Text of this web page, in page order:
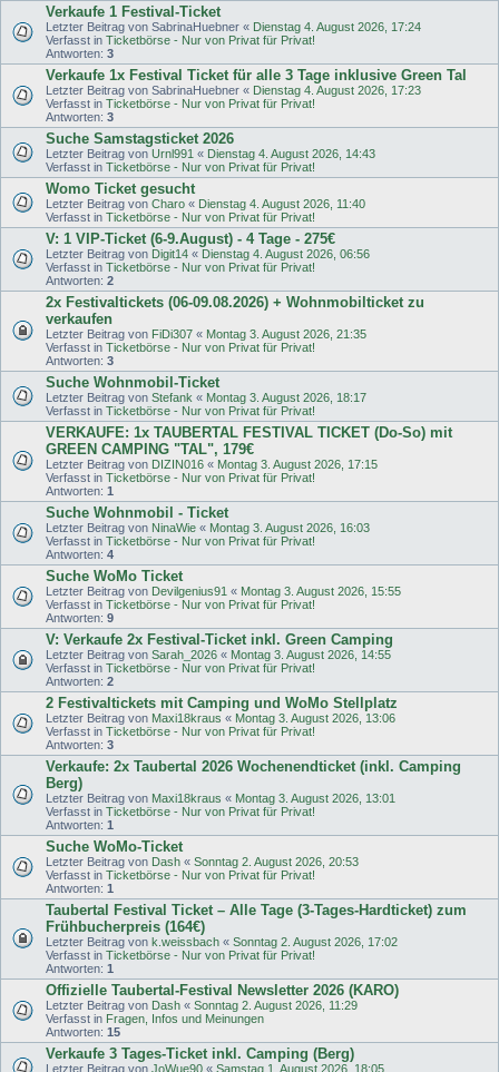
Verkaufe 1 Festival-Ticket
Letzter Beitrag von SabrinaHuebner « Dienstag 4. August 2026, 17:24
Verfasst in Ticketbörse - Nur von Privat für Privat!
Antworten: 3
Verkaufe 1x Festival Ticket für alle 3 Tage inklusive Green Tal
Letzter Beitrag von SabrinaHuebner « Dienstag 4. August 2026, 17:23
Verfasst in Ticketbörse - Nur von Privat für Privat!
Antworten: 3
Suche Samstagsticket 2026
Letzter Beitrag von Urnl991 « Dienstag 4. August 2026, 14:43
Verfasst in Ticketbörse - Nur von Privat für Privat!
Womo Ticket gesucht
Letzter Beitrag von Charo « Dienstag 4. August 2026, 11:40
Verfasst in Ticketbörse - Nur von Privat für Privat!
V: 1 VIP-Ticket (6-9.August) - 4 Tage - 275€
Letzter Beitrag von Digit14 « Dienstag 4. August 2026, 06:56
Verfasst in Ticketbörse - Nur von Privat für Privat!
Antworten: 2
2x Festivaltickets (06-09.08.2026) + Wohnmobilticket zu
verkaufen
Letzter Beitrag von FiDi307 « Montag 3. August 2026, 21:35
Verfasst in Ticketbörse - Nur von Privat für Privat!
Antworten: 3
Suche Wohnmobil-Ticket
Letzter Beitrag von Stefank « Montag 3. August 2026, 18:17
Verfasst in Ticketbörse - Nur von Privat für Privat!
VERKAUFE: 1x TAUBERTAL FESTIVAL TICKET (Do-So) mit
GREEN CAMPING "TAL", 179€
Letzter Beitrag von DIZIN016 « Montag 3. August 2026, 17:15
Verfasst in Ticketbörse - Nur von Privat für Privat!
Antworten: 1
Suche Wohnmobil - Ticket
Letzter Beitrag von NinaWie « Montag 3. August 2026, 16:03
Verfasst in Ticketbörse - Nur von Privat für Privat!
Antworten: 4
Suche WoMo Ticket
Letzter Beitrag von Devilgenius91 « Montag 3. August 2026, 15:55
Verfasst in Ticketbörse - Nur von Privat für Privat!
Antworten: 9
V: Verkaufe 2x Festival-Ticket inkl. Green Camping
Letzter Beitrag von Sarah_2026 « Montag 3. August 2026, 14:55
Verfasst in Ticketbörse - Nur von Privat für Privat!
Antworten: 2
2 Festivaltickets mit Camping und WoMo Stellplatz
Letzter Beitrag von Maxi18kraus « Montag 3. August 2026, 13:06
Verfasst in Ticketbörse - Nur von Privat für Privat!
Antworten: 3
Verkaufe: 2x Taubertal 2026 Wochenendticket (inkl. Camping
Berg)
Letzter Beitrag von Maxi18kraus « Montag 3. August 2026, 13:01
Verfasst in Ticketbörse - Nur von Privat für Privat!
Antworten: 1
Suche WoMo-Ticket
Letzter Beitrag von Dash « Sonntag 2. August 2026, 20:53
Verfasst in Ticketbörse - Nur von Privat für Privat!
Antworten: 1
Taubertal Festival Ticket – Alle Tage (3-Tages-Hardticket) zum
Frühbucherpreis (164€)
Letzter Beitrag von k.weissbach « Sonntag 2. August 2026, 17:02
Verfasst in Ticketbörse - Nur von Privat für Privat!
Antworten: 1
Offizielle Taubertal-Festival Newsletter 2026 (KARO)
Letzter Beitrag von Dash « Sonntag 2. August 2026, 11:29
Verfasst in Fragen, Infos und Meinungen
Antworten: 15
Verkaufe 3 Tages-Ticket inkl. Camping (Berg)
Letzter Beitrag von JoWue90 « Samstag 1. August 2026, 18:05